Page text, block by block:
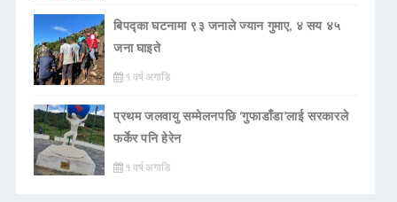
बिपद्का घटनामा ९३ जनाले ज्यान गुमाए, ४ सय ४५
जना घाइते
१ वर्ष अगाडि
प्रथम जलवायु सम्मेलनपछि ‘गुफाडाँडा’लाई सरकारले
फर्केर पनि हेरेन
१ वर्ष अगाडि